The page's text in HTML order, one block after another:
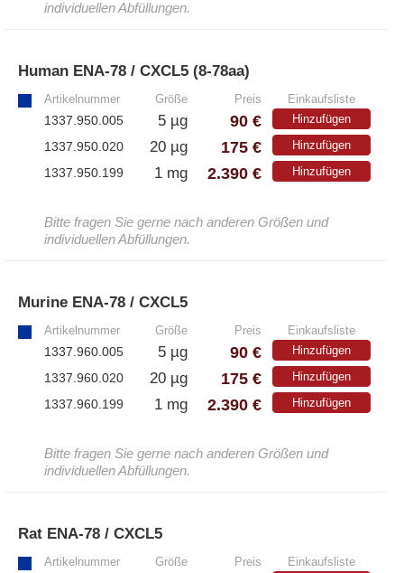
– Kostenlose Muster
Diaclone
– Alle Diaclone Produkte
Antikörper
– Anti-murine
– Anti-rat
– CD-Antikörper
– Polyclonale Antikörper
individuellen Abfüllungen.
Human ENA-78 / CXCL5 (8-78aa)
Artikelnummer Größe Preis Einkaufsliste
1337.950.005 5 µg 90 € Hinzufügen
1337.950.020 20 µg 175 € Hinzufügen
1337.950.199 1 mg 2.390 € Hinzufügen
Bitte fragen Sie gerne nach anderen Größen und
individuellen Abfüllungen.
Murine ENA-78 / CXCL5
Artikelnummer Größe Preis Einkaufsliste
1337.960.005 5 µg 90 € Hinzufügen
1337.960.020 20 µg 175 € Hinzufügen
1337.960.199 1 mg 2.390 € Hinzufügen
Bitte fragen Sie gerne nach anderen Größen und
individuellen Abfüllungen.
Rat ENA-78 / CXCL5
Artikelnummer Größe Preis Einkaufsliste